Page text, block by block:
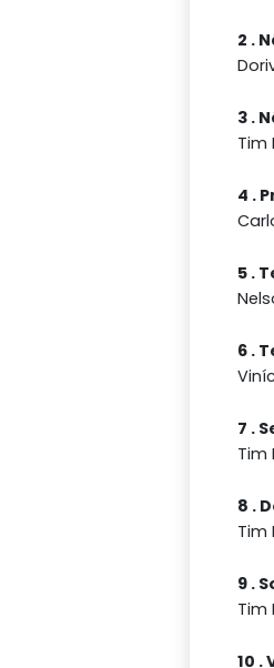
2 .
3 .
Tim
4 .
5 .
6 .
7 .
Tim
8 .
Tim
9 .
Tim
10 .